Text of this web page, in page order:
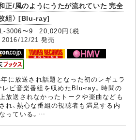
正/風のようにうたが流れていた 完全
組〉 [Blu-ray]
3006〜9 20,020円（税
2016/12/21 発売
に放送され話題となった初のレギュラ
レビ音楽番組を収めたBlu-ray。時間の
放送されなかったトークや楽曲なども
れ、熱心な番組の視聴者も満足する内
っている。…